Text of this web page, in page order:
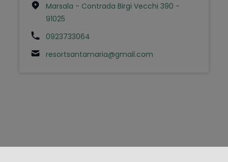
Marsala - Contrada Birgi Vecchi 390 -
91025
0923733064
resortsantamaria@gmail.com